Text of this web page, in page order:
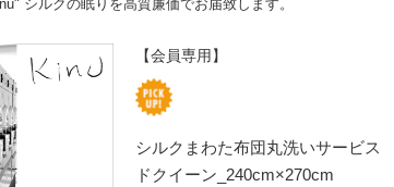
シルクの眠りを高質廉価でお届致します。
【会員専用】
シルクまわた布団丸洗いサービス
ドクイーン_240cm×270cm